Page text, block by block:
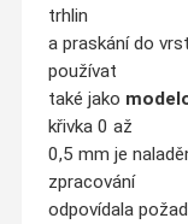
trhlin
a praskání do
používat
také jako
křivka 0 až
0,5 mm je
zpracování
odpovídala